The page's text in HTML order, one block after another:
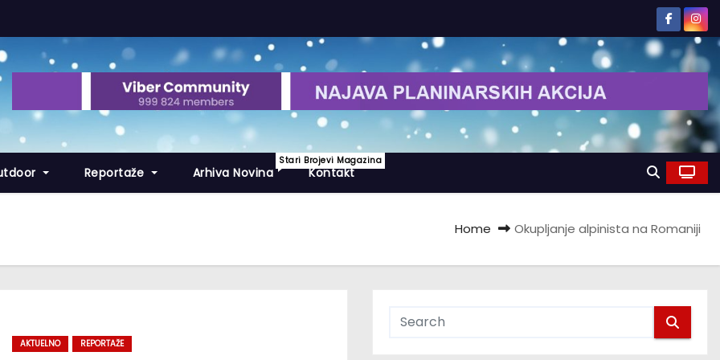
Reportaže Arhiva Novina
Stari Brojevi Magazina
Kontakt
Home Okupljanje alpinista na Romaniji
AKTUELNO REPORTAŽE